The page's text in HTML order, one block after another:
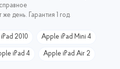
же день. Гарантия 1 год.
2010 Apple iPad Mini 4
iPad 4 Apple iPad Air 2